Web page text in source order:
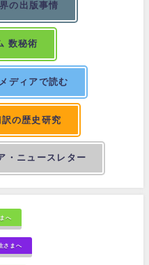
の出版事情
数秘術
ディアで読む
の歴史研究
・ニュースレター
へ
さまへ